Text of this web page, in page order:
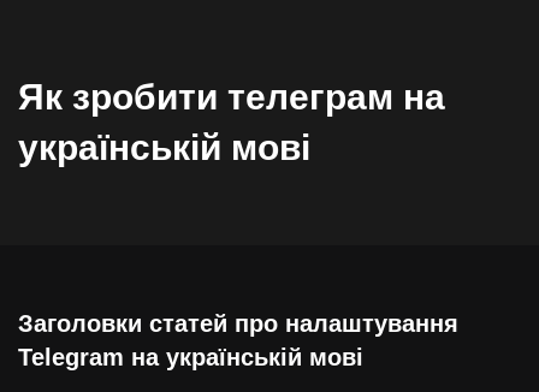
Як зробити телеграм на
українській мові
Заголовки статей про налаштування
Telegram на українській мові